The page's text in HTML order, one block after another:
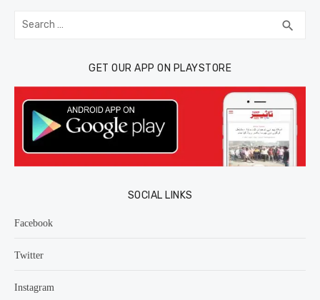
Search
for: search
GET OUR APP ON PLAYSTORE
SOCIAL LINKS
Facebook
Twitter
Instagram